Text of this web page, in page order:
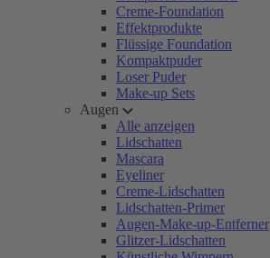
Creme-Foundation
Effektprodukte
Flüssige Foundation
Kompaktpuder
Loser Puder
Make-up Sets
Augen
Alle anzeigen
Lidschatten
Mascara
Eyeliner
Creme-Lidschatten
Lidschatten-Primer
Augen-Make-up-Entferner
Glitzer-Lidschatten